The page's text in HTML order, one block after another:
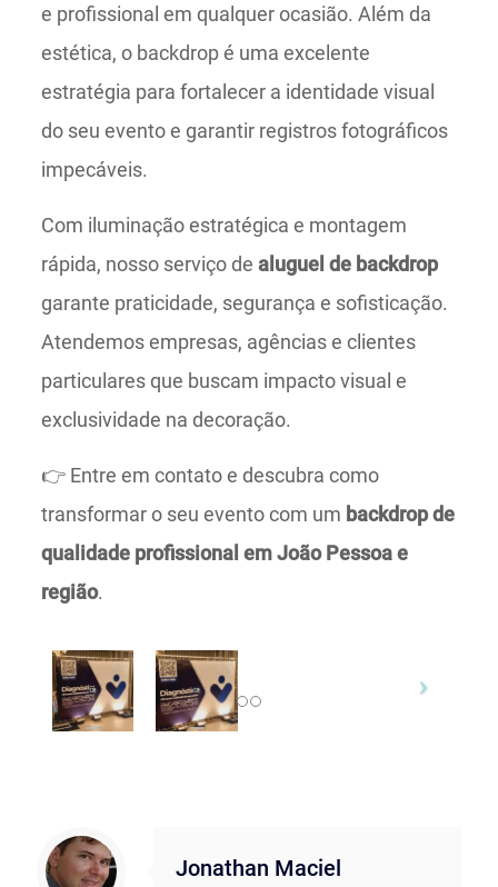
e profissional em qualquer ocasião. Além da
estética, o backdrop é uma excelente
estratégia para fortalecer a identidade visual
do seu evento e garantir registros fotográficos
impecáveis.
Com iluminação estratégica e montagem
rápida, nosso serviço de aluguel de backdrop
garante praticidade, segurança e sofisticação.
Atendemos empresas, agências e clientes
particulares que buscam impacto visual e
exclusividade na decoração.
👉 Entre em contato e descubra como
transformar o seu evento com um backdrop de
qualidade profissional em João Pessoa e
região.
Jonathan Maciel